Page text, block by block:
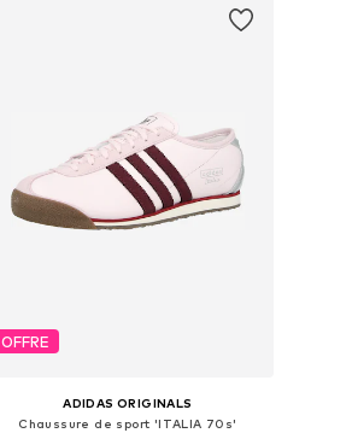
OFFRE
ADIDAS ORIGINALS
Chaussure de sport 'ITALIA 70s'